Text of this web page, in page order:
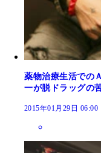
薬物治療生活での
一が脱ドラッグの
2015年01月29日 06:00